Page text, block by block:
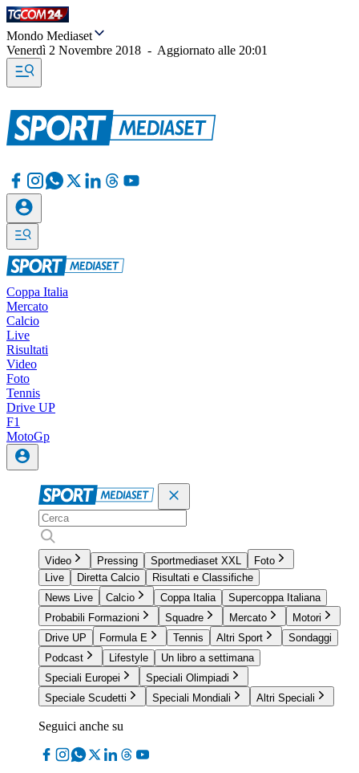
Mondo Mediaset
Venerdì 2 Novembre 2018 - Aggiornato alle 20:01
Coppa Italia
Mercato
Calcio
Live
Risultati
Video
Foto
Tennis
Drive UP
F1
MotoGp
Video Pressing Sportmediaset XXL
Foto
Live
Diretta Calcio
Risultati e Classifiche
News Live
Calcio Coppa Italia
Supercoppa Italiana
Probabili Formazioni
Squadre Mercato
Motori
Drive UP
Formula E Tennis Altri Sport
Sondaggi
Podcast
Lifestyle
Un libro a settimana
Speciali Europei
Speciali Olimpiadi
Speciale Scudetti
Speciali Mondiali Altri Speciali
Seguici anche su